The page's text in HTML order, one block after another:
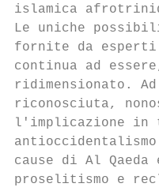
islamica
Le uniche
fornite da
continua ad
ridimensionato.
riconosciuta,
l'implicazione
cause di Al
proselitismo e